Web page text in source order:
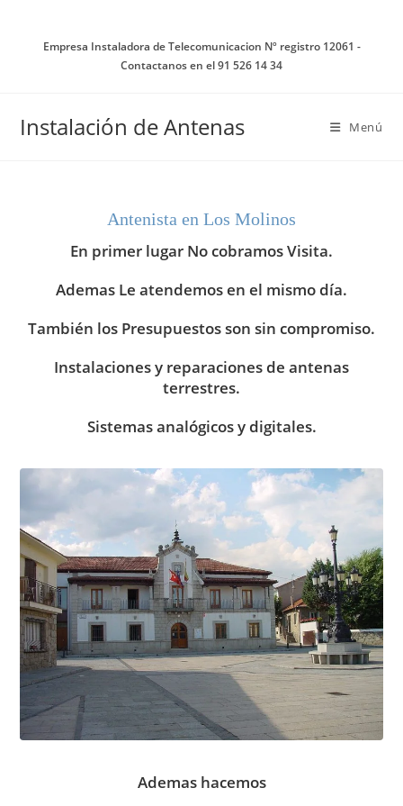
contenido
Empresa Instaladora de Telecomunicacion Nº registro 12061 -
Contactanos en el 91 526 14 34
Instalación de Antenas Menú
Antenista en Los Molinos
En primer lugar No cobramos Visita.
Ademas Le atendemos en el mismo día.
También los Presupuestos son sin compromiso.
Instalaciones y reparaciones de antenas
terrestres.
Sistemas analógicos y digitales.
Ademas hacemos